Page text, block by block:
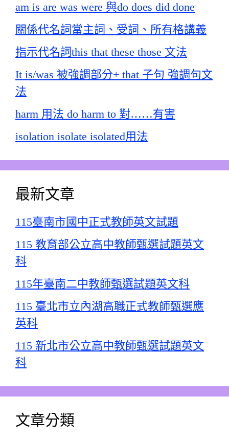
am is are was were 與do does did done
關係代名詞當主詞、受詞、所有格講義
指示代名詞this that these those 文法
It is/was 被強調部分+ that 子句 強調句文
法
harm 用法 do harm to 對……有害
isolation isolate isolated用法
最新文章
115臺南市國中正式教師英文試題
115 教育部公立高中教師甄選試題英文
科
115年臺南二中教師甄選試題英文科
115 臺北市立內湖高職正式教師甄選應
英科
115 新北市公立高中教師甄選試題英文
科
文章分類